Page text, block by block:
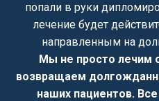
попали в руки
лечение будет
направленным на
Мы не просто лечим
возвращаем
наших пациентов.